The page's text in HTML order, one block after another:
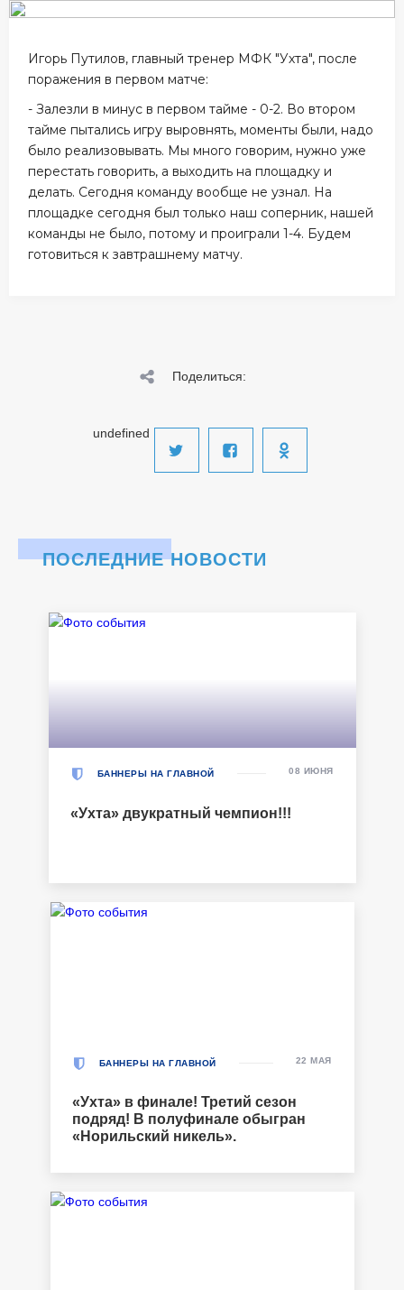
Игорь Путилов, главный тренер МФК "Ухта", после
поражения в первом матче:
- Залезли в минус в первом тайме - 0-2. Во втором
тайме пытались игру выровнять, моменты были, надо
было реализовывать. Мы много говорим, нужно уже
перестать говорить, а выходить на площадку и
делать. Сегодня команду вообще не узнал. На
площадке сегодня был только наш соперник, нашей
команды не было, потому и проиграли 1-4. Будем
готовиться к завтрашнему матчу.
Поделиться:
undefined
ПОСЛЕДНИЕ НОВОСТИ
БАННЕРЫ НА ГЛАВНОЙ
«Ухта» двукратный чемпион!!!
08 ИЮНЯ
БАННЕРЫ НА ГЛАВНОЙ
«Ухта» в финале! Третий сезон
подряд! В полуфинале обыгран
«Норильский никель».
22 МАЯ